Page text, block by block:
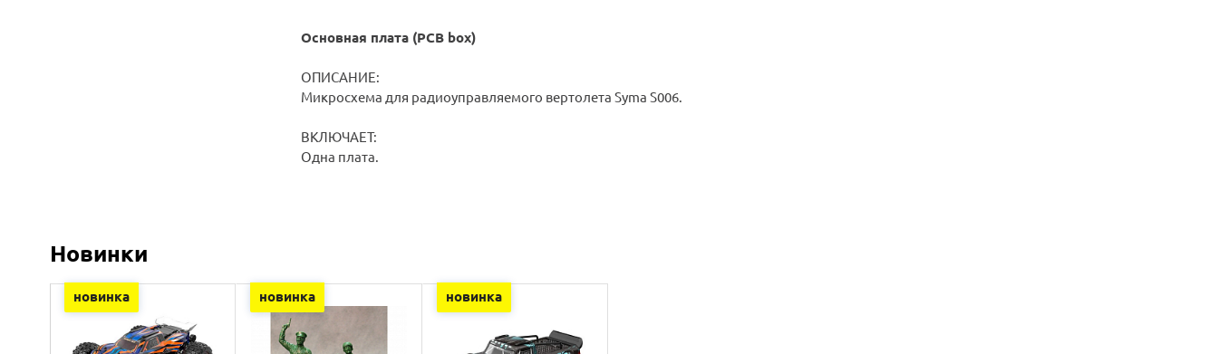
Основная плата (PCB box)
ОПИСАНИЕ:
Микросхема для радиоуправляемого вертолета Syma S006.
ВКЛЮЧАЕТ:
Одна плата.
Новинки
новинка новинка новинка